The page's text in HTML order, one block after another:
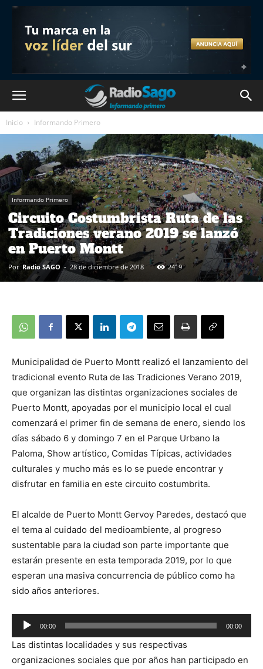
Inicio Informando Primero
Informando Primero
Circuito Costumbrista Ruta de las
Tradiciones verano 2019 se lanzó
en Puerto Montt
Por Radio SAGO - 28 de diciembre de 2018 2419
Municipalidad de Puerto Montt realizó el lanzamiento del
tradicional evento Ruta de las Tradiciones Verano 2019,
que organizan las distintas organizaciones sociales de
Puerto Montt, apoyadas por el municipio local el cual
comenzará el primer fin de semana de enero, siendo los
días sábado 6 y domingo 7 en el Parque Urbano la
Paloma, Show artístico, Comidas Típicas, actividades
culturales y mucho más es lo se puede encontrar y
disfrutar en familia en este circuito costumbrita.
El alcalde de Puerto Montt Gervoy Paredes, destacó que
el tema al cuidado del medioambiente, al progreso
sustentable para la ciudad son parte importante que
estarán presente en esta temporada 2019, por lo que
esperan una masiva concurrencia de público como ha
sido años anteriores.
Reproductor
de
audio
00:00 00:00
Las distintas localidades y sus respectivas
organizaciones sociales que por años han participado en